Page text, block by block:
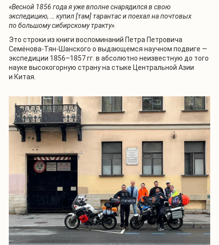
«Весной 1856 года я уже вполне снарядился в свою
экспедицию, … купил [там] тарантас и поехал на почтовых
по большому сибирскому тракту»
Это строки из книги воспоминаний Петра Петровича
Семёнова-Тян-Шанского о выдающемся научном подвиге —
экспедиции 1856–1857 гг. в абсолютно неизвестную до того
науке высокогорную страну на стыке Центральной Азии
и Китая.